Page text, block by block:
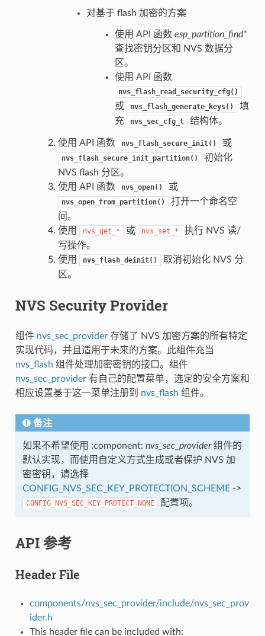
对基于 flash 加密的方案
使用 API 函数 esp_partition_find*
查找密钥分区和 NVS 数据分
区。
使用 API 函数
nvs_flash_read_security_cfg()
或 nvs_flash_generate_keys()
填
充
nvs_sec_cfg_t 结构体。
使用 API 函数 nvs_flash_secure_init() 或
nvs_flash_secure_init_partition()
初始化
NVS flash 分区。
使用 API 函数
nvs_open() 或
nvs_open_from_partition()
打开一个命名空
间。
使用
nvs_get_* 或 nvs_set_*
执行 NVS 读/
写操作。
使用
nvs_flash_deinit()
取消初始化 NVS 分
区。
NVS Security Provider
组件 nvs_sec_provider存储了 NVS 加密方案的所有特定
实现代码，并且适用于未来的方案。此组件充当
nvs_flash 组件处理加密密钥的接口。组件
nvs_sec_provider有自己的配置菜单，选定的安全方案和
相应设置基于这一菜单注册到 nvs_flash 组件。
备注
如果不希望使用 :component: nvs_sec_provider组件的
默认实现，而使用自定义方式生成或者保护 NVS 加
密密钥，请选择
CONFIG_NVS_SEC_KEY_PROTECTION_SCHEME->
CONFIG_NVS_SEC_KEY_PROTECT_NONE 配置项。
API 参考
Header File
components/nvs_sec_provider/include/nvs_sec_prov
ider.h
This header file can be included with: